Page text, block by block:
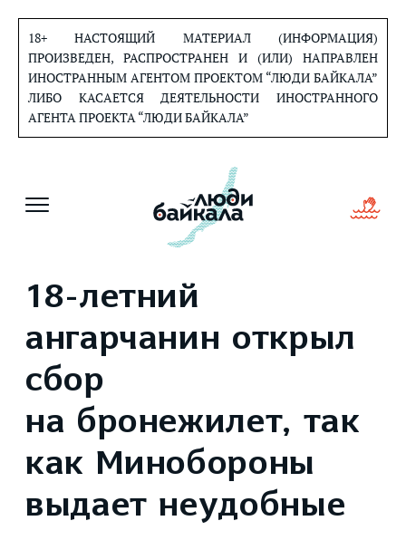
содержанию
18+ НАСТОЯЩИЙ МАТЕРИАЛ (ИНФОРМАЦИЯ)
ПРОИЗВЕДЕН, РАСПРОСТРАНЕН И (ИЛИ) НАПРАВЛЕН
ИНОСТРАННЫМ АГЕНТОМ ПРОЕКТОМ “ЛЮДИ БАЙКАЛА”
ЛИБО КАСАЕТСЯ ДЕЯТЕЛЬНОСТИ ИНОСТРАННОГО
АГЕНТА ПРОЕКТА “ЛЮДИ БАЙКАЛА”
18-летний
ангарчанин открыл
сбор
на бронежилет, так
как Минобороны
выдает неудобные